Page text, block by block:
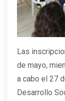
Las
de mayo,
a cabo el 27
Desarrollo